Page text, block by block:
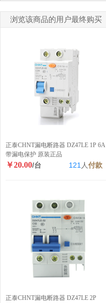
浏览该商品的用户最终购买
正泰CHNT漏电断路器 DZ47LE 1P 6A
带漏电保护 原装正品
￥20.00/台 121 人付款
正泰CHNT漏电断路器 DZ47LE 2P